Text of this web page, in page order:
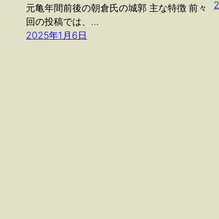
元亀年間前後の朝倉氏の城郭 主な特徴 前々
回の投稿では、…
2025年1月6日